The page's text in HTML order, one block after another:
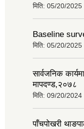
मिति: 05/20/2025
Baseline
मिति: 05/20/2025
सार्वजनिक
मापदण्ड,२०७८
मिति: 09/20/2024
पाँचपोखरी